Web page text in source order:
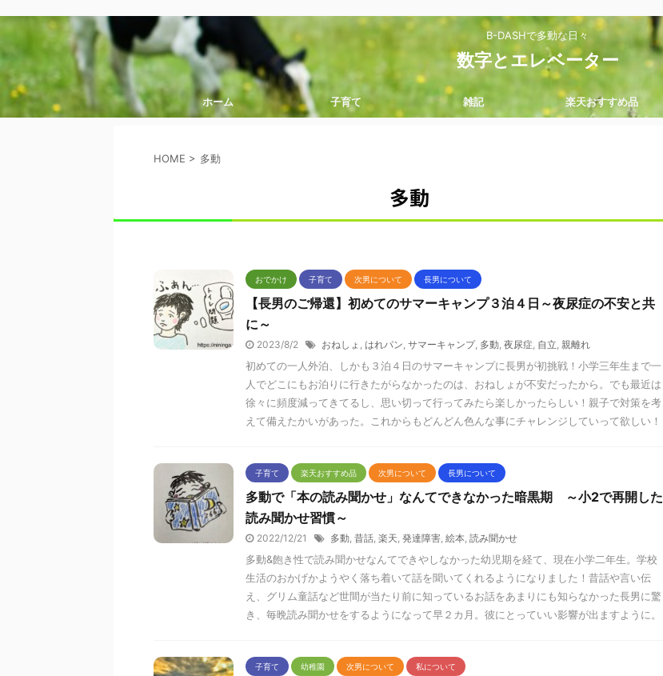
B-DASHで多動な日々
数字とエレベーター
ホーム 子育て 雑記 楽天おすすめ品
HOME > 多動
多動
おでかけ 子育て 次男について 長男について
【長男のご帰還】初めてのサマーキャンプ３泊４日～夜尿症の不安と共
に～
2023/8/2 おねしょ , はれパン, サマーキャンプ, 多動, 夜尿症, 自立, 親離れ
初めての一人外泊、しかも３泊４日のサマーキャンプに長男が初挑戦！小学三年生まで一
人でどこにもお泊りに行きたがらなかったのは、おねしょが不安だったから。でも最近は
徐々に頻度減ってきてるし、思い切って行ってみたら楽しかったらしい！親子で対策を考
えて備えたかいがあった。これからもどんどん色んな事にチャレンジしていって欲しい！
子育て 楽天おすすめ品 次男について 長男について
多動で「本の読み聞かせ」なんてできなかった暗黒期 ～小2で再開した
読み聞かせ習慣～
2022/12/21 多動, 昔話, 楽天, 発達障害, 絵本, 読み聞かせ
多動&飽き性で読み聞かせなんてできやしなかった幼児期を経て、現在小学二年生。学校
生活のおかげかようやく落ち着いて話を聞いてくれるようになりました！昔話や言い伝
え、グリム童話など世間が当たり前に知っているお話をあまりにも知らなかった長男に驚
き、毎晩読み聞かせをするようになって早２カ月。彼にとっていい影響が出ますように。
子育て 幼稚園 次男について 私について